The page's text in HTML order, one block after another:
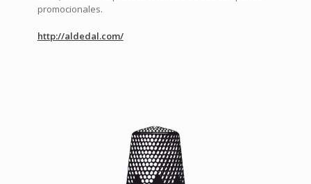
promocionales.
http://aldedal.com/